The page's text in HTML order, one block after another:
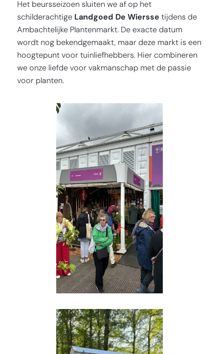
Het beursseizoen sluiten we af op het
schilderachtige Landgoed De Wiersse tijdens de
Ambachtelijke Plantenmarkt. De exacte datum
wordt nog bekendgemaakt, maar deze markt is een
hoogtepunt voor tuinliefhebbers. Hier combineren
we onze liefde voor vakmanschap met de passie
voor planten.